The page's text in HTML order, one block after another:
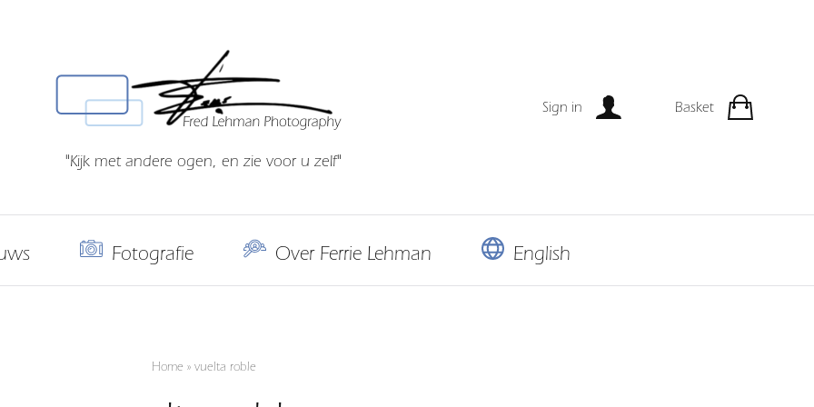
"Kijk met andere ogen, en zie voor u zelf"
Sign in Basket
Fotografie Over Ferrie Lehman English
Home » vuelta roble